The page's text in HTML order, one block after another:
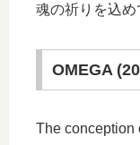
魂の祈りを込め
OMEGA
The conception